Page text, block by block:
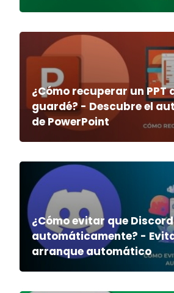
¿Cómo recuperar un PPT
guardé? - Descubre el
de PowerPoint
¿Cómo evitar que
automáticamente? -
arranque automático